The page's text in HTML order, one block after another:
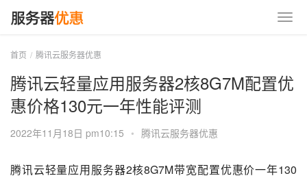
首页 腾讯云服务器优惠
腾讯云轻量应用服务器2核8G7M配置优
惠价格130元一年性能评测
2022年11月18日 pm10:15 • 腾讯云服务器优惠
腾讯云轻量应用服务器2核8G7M带宽配置优惠价一年130